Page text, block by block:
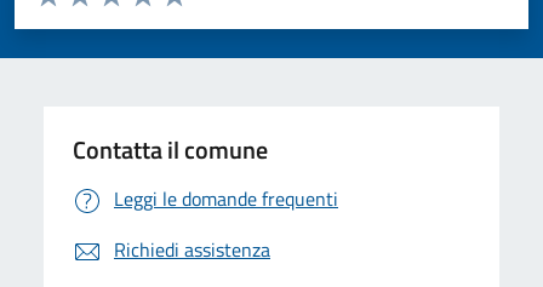
Valuta 5 stelle su 5
Valuta 4 stelle su 5
Valuta 3 stelle su 5
Valuta 2 stelle su 5
Valuta 1 stelle su 5
Contatta il comune
Leggi le domande frequenti
Richiedi assistenza